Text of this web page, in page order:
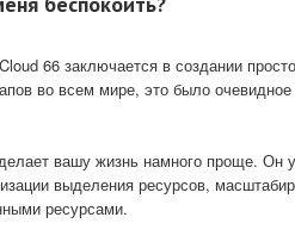
66 заключается в создании
во всем мире, это было
вашу жизнь намного проще. Он
выделения ресурсов,
ресурсами.